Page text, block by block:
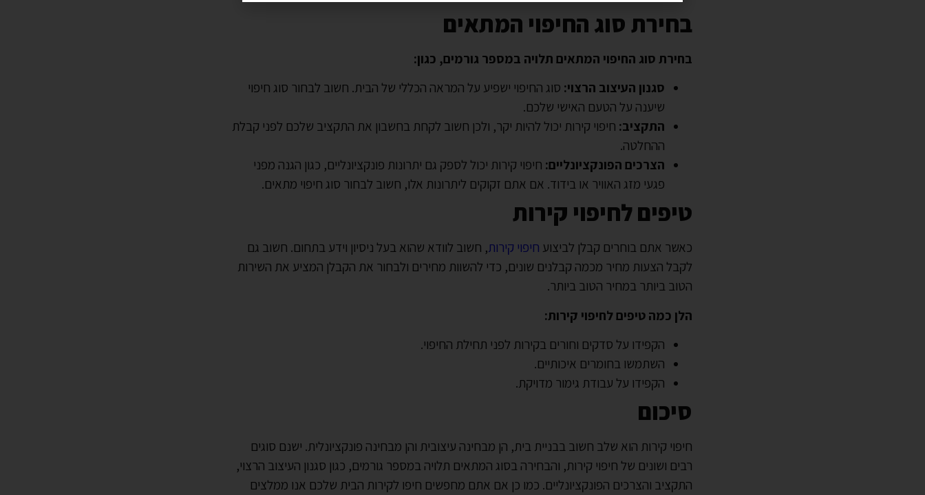
בחירת סוג החיפוי המתאים
בחירת סוג החיפוי המתאים תלויה במספר גורמים, כגון:
סגנון העיצוב הרצוי: סוג החיפוי ישפיע על המראה הכללי של הבית. חשוב לבחור סוג חיפוי
שיענה על הטעם האישי שלכם.
התקציב: חיפוי קירות יכול להיות יקר, ולכן חשוב לקחת בחשבון את התקציב שלכם לפני קבלת
ההחלטה.
הצרכים הפונקציונליים: חיפוי קירות יכול לספק גם יתרונות פונקציונליים, כגון הגנה מפני
פגעי מזג האוויר או בידוד. אם אתם זקוקים ליתרונות אלו, חשוב לבחור סוג חיפוי מתאים.
טיפים לחיפוי קירות
כאשר אתם בוחרים קבלן לביצוע חיפוי קירות, חשוב לוודא שהוא בעל ניסיון וידע בתחום. חשוב גם
לקבל הצעות מחיר מכמה קבלנים שונים, כדי להשוות מחירים ולבחור את הקבלן המציע את השירות
הטוב ביותר במחיר הטוב ביותר.
הלן כמה טיפים לחיפוי קירות:
הקפידו על סדקים וחורים בקירות לפני תחילת החיפוי.
השתמשו בחומרים איכותיים.
הקפידו על עבודת גימור מדויקת.
סיכום
חיפוי קירות הוא שלב חשוב בבניית בית, הן מבחינה עיצובית והן מבחינה פונקציונלית. ישנם סוגים
רבים ושונים של חיפוי קירות, והבחירה בסוג המתאים תלויה במספר גורמים, כגון סגנון העיצוב הרצוי,
התקציב והצרכים הפונקציונליים. כמו כן אם אתם מחפשים חיפו לקירות הבית שלכם אנו ממלצים